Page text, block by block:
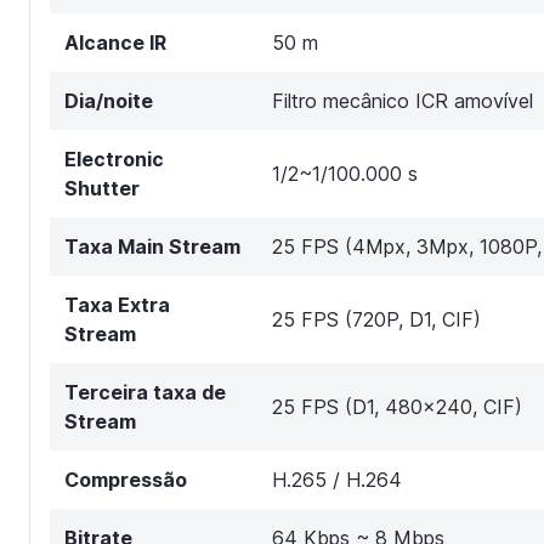
Alcance IR 50 m
Dia/noite Filtro mecânico ICR amovível
Electronic
Shutter
1/2~1/100.000 s
Taxa Main Stream 25 FPS (4Mpx, 3Mpx,
Taxa Extra
Stream
25 FPS (720P, D1, CIF)
Terceira taxa de
Stream
25 FPS (D1, 480x240, CIF)
Compressão H.265 / H.264
Bitrate 64 Kbps ~ 8 Mbps